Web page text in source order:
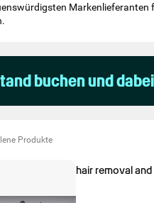
Markenlieferanten
buchen und
Produkte
hair removal